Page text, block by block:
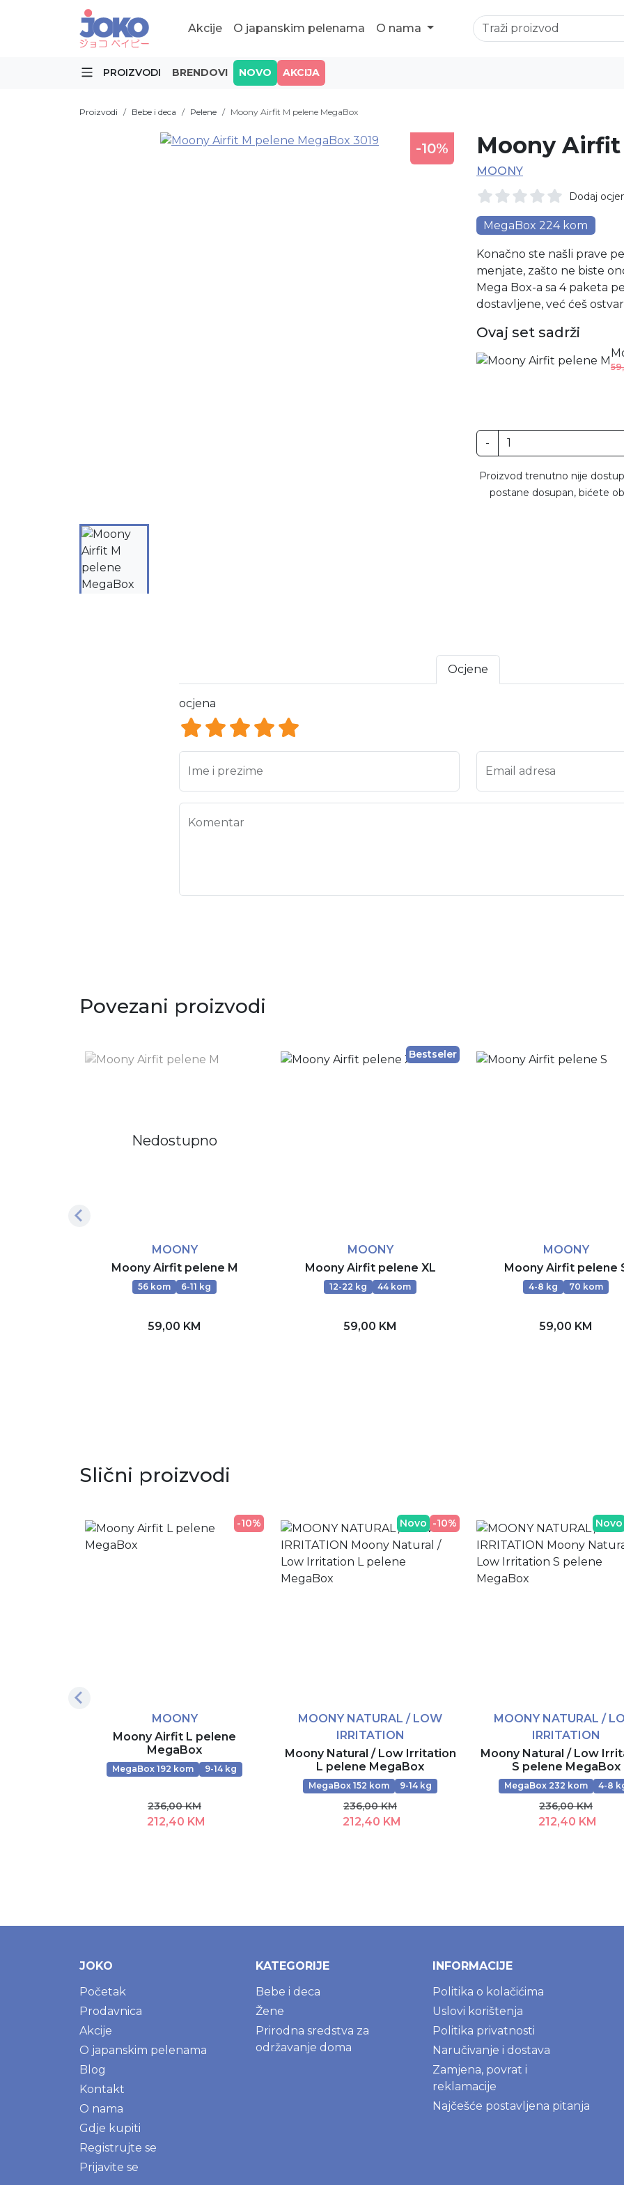
Akcije O japanskim pelenama O nama
PROIZVODI BRENDOVI NOVO AKCIJA
Proizvodi Bebe i deca Pelene Moony Airfit M pelene MegaBox
-10% Moony
MOONY
Dodaj
MegaBox 224 kom
Konačno ste našli prave
menjate, zašto ne biste
Mega Box-a sa 4 paketa
dostavljene, već ćeš
Ovaj set sadrži
-
Proizvod trenutno nije
postane dosupan, bićete
Ocjene
ocjena
ocjena 5
ocjena 4
ocjena 3
ocjena 2
ocjena 1
Ime i prezime Email adresa
Komentar
Povezani proizvodi
Nedostupno
MOONY
Moony Airfit pelene M
56 kom 6-11 kg
59,00 KM
Bestseler
MOONY
Moony Airfit pelene XL
12-22 kg 44 kom
59,00 KM
MOONY
Moony Airfit pelene
4-8 kg 70 kom
59,00 KM
Slični proizvodi
-10%
MOONY
Moony Airfit L pelene
MegaBox
MegaBox 192 kom 9-14 kg
236,00 KM
212,40 KM
Novo -10%
MOONY NATURAL / LOW
IRRITATION
Moony Natural / Low Irritation
L pelene MegaBox
MegaBox 152 kom 9-14 kg
236,00 KM
212,40 KM
Novo
MOONY NATURAL /
IRRITATION
Moony Natural / Low
S pelene MegaBox
MegaBox 232 kom 4-8
236,00 KM
212,40 KM
JOKO
Početak
Prodavnica
Akcije
O japanskim pelenama
Blog
Kontakt
O nama
Gdje kupiti
Registrujte se
Prijavite se
KATEGORIJE
Bebe i deca
Žene
Prirodna sredstva za
održavanje doma
INFORMACIJE
Politika o kolačićima
Uslovi korištenja
Politika privatnosti
Naručivanje i dostava
Zamjena, povrat i
reklamacije
Najčešće postavljena pitanja